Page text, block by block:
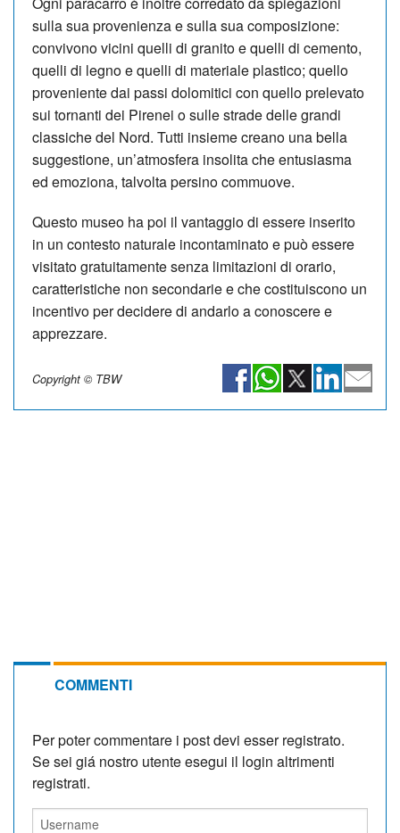
sulla sua provenienza e sulla sua composizione:
convivono vicini quelli di granito e quelli di cemento,
quelli di legno e quelli di materiale plastico; quello
proveniente dai passi dolomitici con quello prelevato
sui tornanti dei Pirenei o sulle strade delle grandi
classiche del Nord. Tutti insieme creano una bella
suggestione, un’atmosfera insolita che entusiasma
ed emoziona, talvolta persino commuove.
Questo museo ha poi il vantaggio di essere inserito
in un contesto naturale incontaminato e può essere
visitato gratuitamente senza limitazioni di orario,
caratteristiche non secondarie e che costituiscono un
incentivo per decidere di andarlo a conoscere e
apprezzare.
Copyright © TBW
COMMENTI
Per poter commentare i post devi esser registrato.
Se sei giá nostro utente esegui il login altrimenti
registrati.